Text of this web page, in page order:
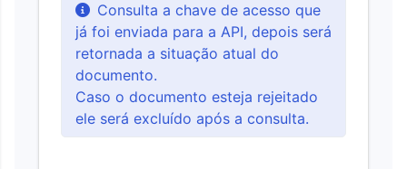
Consulta a chave de acesso que
já foi enviada para a API, depois será
retornada a situação atual do
documento.
Caso o documento esteja rejeitado
ele será excluído após a consulta.